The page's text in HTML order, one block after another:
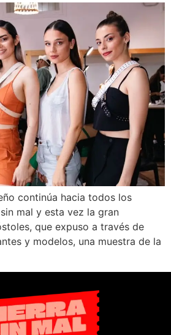
continúa hacia todos los
mal y esta vez la gran
que expuso a través de
y modelos, una muestra de la